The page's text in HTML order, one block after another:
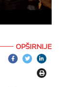
OPŠIRNIJE